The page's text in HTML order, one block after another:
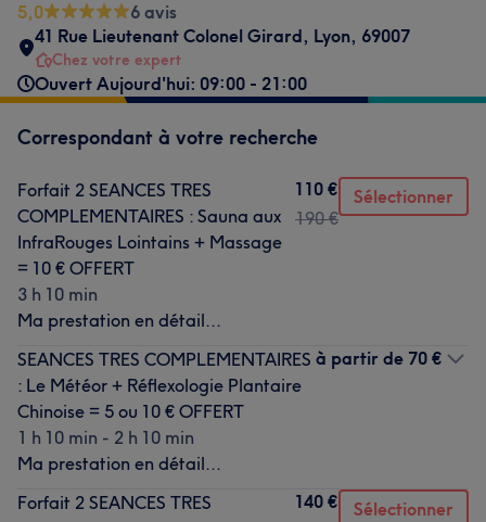
5,0
6 avis
41 Rue Lieutenant Colonel Girard, Lyon, 69007
Chez votre expert
Ouvert Aujourd'hui: 09:00 - 21:00
Correspondant à votre recherche
Forfait 2 SEANCES TRES
COMPLEMENTAIRES : Sauna aux
InfraRouges Lointains + Massage
= 10 € OFFERT
3 h 10 min
Ma prestation en détail...
110 €
190 €
Sélectionner
SEANCES TRES COMPLEMENTAIRES
: Le Météor + Réflexologie Plantaire
Chinoise = 5 ou 10 € OFFERT
1 h 10 min - 2 h 10 min
Ma prestation en détail...
à partir de 70 €
Forfait 2 SEANCES TRES
140 €
Sélectionner